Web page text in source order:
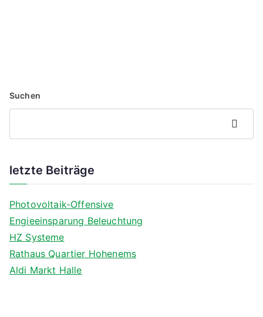
Suchen
Suchen
letzte Beiträge
Photovoltaik-Offensive
Engieeinsparung Beleuchtung
HZ Systeme
Rathaus Quartier Hohenems
Aldi Markt Halle